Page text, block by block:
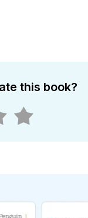
this book?